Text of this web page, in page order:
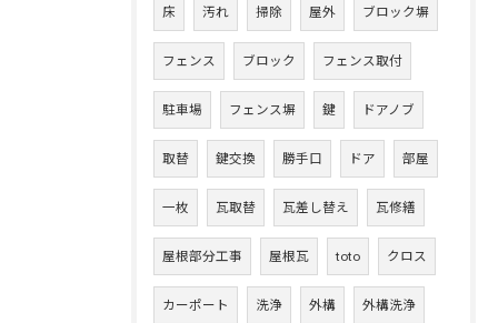
床 汚れ 掃除 屋外 ブロック塀
フェンス ブロック フェンス取付
駐車場 フェンス塀 鍵 ドアノブ
取替 鍵交換 勝手口 ドア 部屋
一枚 瓦取替 瓦差し替え 瓦修繕
屋根部分工事 屋根瓦 toto クロス
カーポート 洗浄 外構 外構洗浄